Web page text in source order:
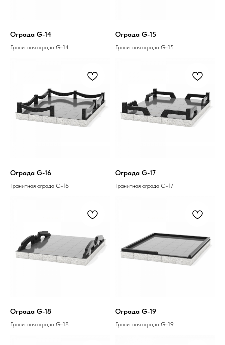
Ограда G-14
Гранитная ограда G-14
Ограда G-15
Гранитная ограда G-15
Ограда G-16
Гранитная ограда G-16
Ограда G-17
Гранитная ограда G-17
Ограда G-18
Гранитная ограда G-18
Ограда G-19
Гранитная ограда G-19